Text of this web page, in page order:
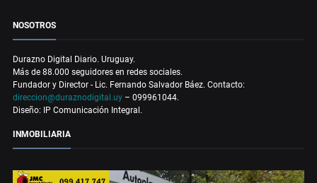
NOSOTROS
Durazno Digital Diario. Uruguay.
Más de 88.000 seguidores en redes sociales.
Fundador y Director - Lic. Fernando Salvador Báez. Contacto:
direccion@duraznodigital.uy – 099961044.
Diseño: IP Comunicación Integral.
INMOBILIARIA